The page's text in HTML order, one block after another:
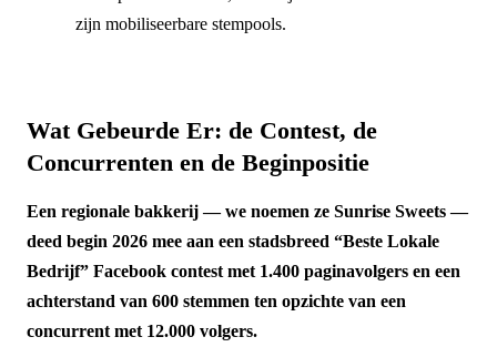
zijn mobiliseerbare stempools.
Wat Gebeurde Er: de Contest, de
Concurrenten en de Beginpositie
Een regionale bakkerij — we noemen ze Sunrise Sweets —
deed begin 2026 mee aan een stadsbreed “Beste Lokale
Bedrijf” Facebook contest met 1.400 paginavolgers en een
achterstand van 600 stemmen ten opzichte van een
concurrent met 12.000 volgers.